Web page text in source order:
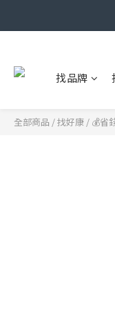
找品牌
全部商品 /找好康 / 💰省